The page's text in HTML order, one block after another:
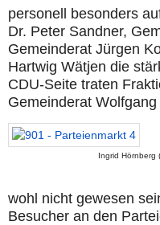
personell besonders
Dr. Peter Sandner,
Gemeinderat Jürgen
Hartwig Wätjen die
CDU-Seite traten
Gemeinderat
Ingrid Hörnberg
wohl nicht gewesen
Besucher an den